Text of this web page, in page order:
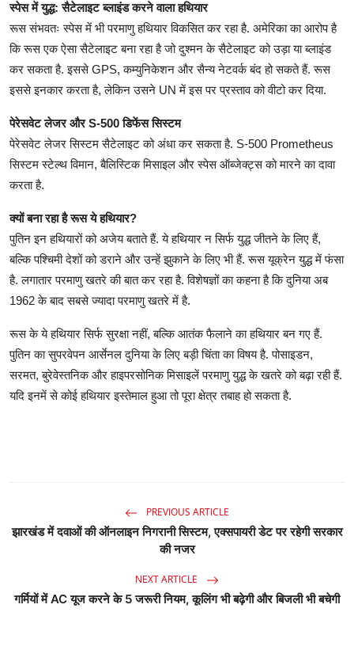
स्पेस में युद्ध: सैटेलाइट ब्लाइंड करने वाला हथियार
रूस संभवतः स्पेस में भी परमाणु हथियार विकसित कर रहा है. अमेरिका का आरोप है
कि रूस एक ऐसा सैटेलाइट बना रहा है जो दुश्मन के सैटेलाइट को उड़ा या ब्लाइंड
कर सकता है. इससे GPS, कम्युनिकेशन और सैन्य नेटवर्क बंद हो सकते हैं. रूस
इससे इनकार करता है, लेकिन उसने UN में इस पर प्रस्ताव को वीटो कर दिया.
पेरेसवेट लेजर और S-500 डिफेंस सिस्टम
पेरेसवेट लेजर सिस्टम सैटेलाइट को अंधा कर सकता है. S-500 Prometheus
सिस्टम स्टेल्थ विमान, बैलिस्टिक मिसाइल और स्पेस ऑब्जेक्ट्स को मारने का दावा
करता है.
क्यों बना रहा है रूस ये हथियार?
पुतिन इन हथियारों को अजेय बताते हैं. ये हथियार न सिर्फ युद्ध जीतने के लिए हैं,
बल्कि पश्चिमी देशों को डराने और उन्हें झुकाने के लिए भी हैं. रूस यूक्रेन युद्ध में फंसा
है. लगातार परमाणु खतरे की बात कर रहा है. विशेषज्ञों का कहना है कि दुनिया अब
1962 के बाद सबसे ज्यादा परमाणु खतरे में है.
रूस के ये हथियार सिर्फ सुरक्षा नहीं, बल्कि आतंक फैलाने का हथियार बन गए हैं.
पुतिन का सुपरवेपन आर्सेनल दुनिया के लिए बड़ी चिंता का विषय है. पोसाइडन,
सरमत, बुरेवेस्तनिक और हाइपरसोनिक मिसाइलें परमाणु युद्ध के खतरे को बढ़ा रही हैं.
यदि इनमें से कोई हथियार इस्तेमाल हुआ तो पूरा क्षेत्र तबाह हो सकता है.
PREVIOUS ARTICLE
झारखंड में दवाओं की ऑनलाइन निगरानी सिस्टम, एक्सपायरी डेट पर रहेगी सरकार
की नजर
NEXT ARTICLE
गर्मियों में AC यूज करने के 5 जरूरी नियम, कूलिंग भी बढ़ेगी और बिजली भी बचेगी